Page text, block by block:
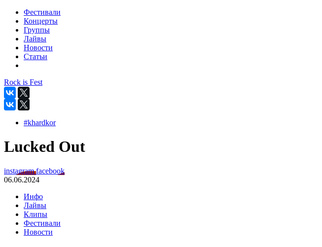
Фестивали
Концерты
Группы
Лайвы
Новости
Статьи
Rock is Fest
#khardkor
Lucked Out
instagramfacebook
06.06.2024
Инфо
Лайвы
Клипы
Фестивали
Новости